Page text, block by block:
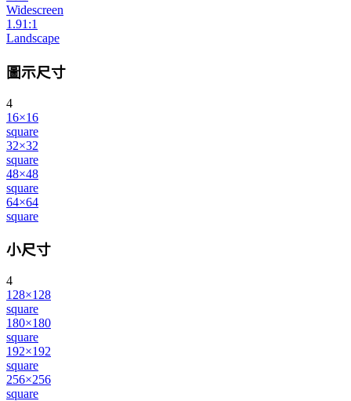
Widescreen
1.91:1
Landscape
圖示尺寸
4
16×16
square
32×32
square
48×48
square
64×64
square
小尺寸
4
128×128
square
180×180
square
192×192
square
256×256
square